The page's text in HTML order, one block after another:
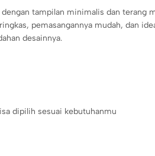
tampilan minimalis dan terang
pemasangannya mudah, dan
desainnya.
dipilih sesuai kebutuhanmu